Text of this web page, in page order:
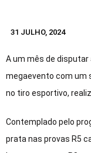
31 JULHO, 2024
A um mês de
megaevento com um
no tiro esportivo,
Contemplado pelo
prata nas provas R5